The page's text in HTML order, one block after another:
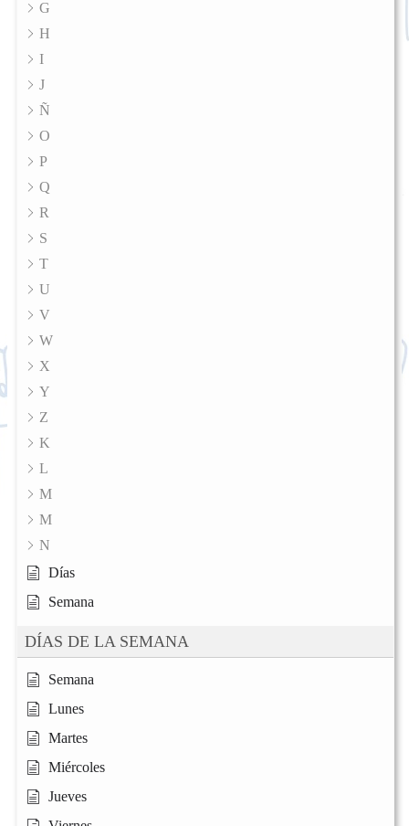
G
H
I
J
Ñ
O
P
Q
R
S
T
U
V
W
X
Y
Z
K
L
M
M
N
Días
Semana
DÍAS DE LA SEMANA
Semana
Lunes
Martes
Miércoles
Jueves